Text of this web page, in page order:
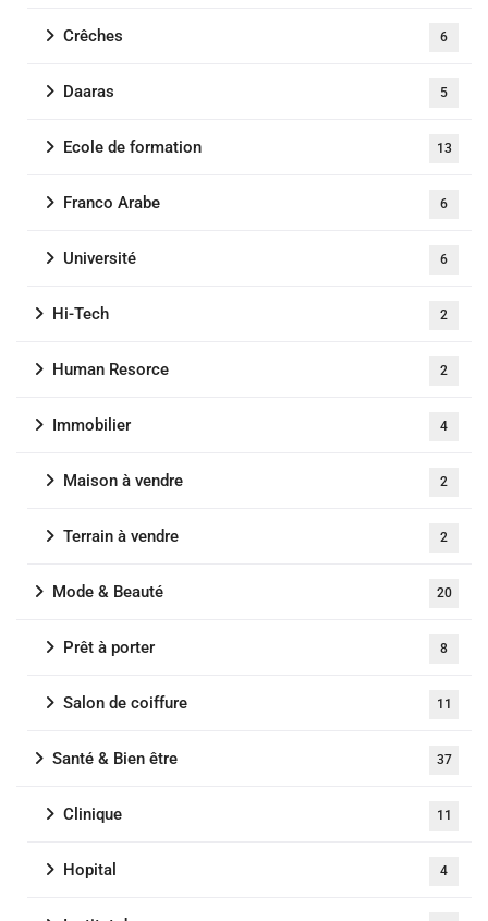
Crêches 6
Daaras 5
Ecole de formation 13
Franco Arabe 6
Université 6
Hi-Tech 2
Human Resorce 2
Immobilier 4
Maison à vendre 2
Terrain à vendre 2
Mode & Beauté 20
Prêt à porter 8
Salon de coiffure 11
Santé & Bien être 37
Clinique 11
Hopital 4